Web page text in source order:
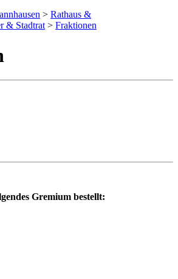
> Rathaus &
& Stadtrat > Fraktionen
Gremium bestellt: